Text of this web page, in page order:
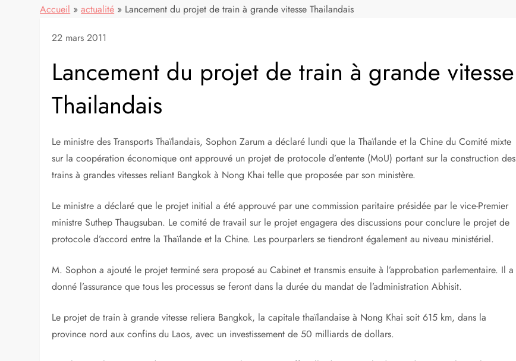
Accueil » actualité » Lancement du projet de train à grande vitesse Thailandais
22 mars 2011
Lancement du projet de train à grande vitesse
Thailandais
Le ministre des Transports Thaïlandais, Sophon Zarum a déclaré lundi que la Thaïlande et la Chine du Comité mixte
sur la coopération économique ont approuvé un projet de protocole d’entente (MoU) portant sur la construction des
trains à grandes vitesses reliant Bangkok à Nong Khai telle que proposée par son ministère.
Le ministre a déclaré que le projet initial a été approuvé par une commission paritaire présidée par le vice-Premier
ministre Suthep Thaugsuban. Le comité de travail sur le projet engagera des discussions pour conclure le projet de
protocole d’accord entre la Thaïlande et la Chine. Les pourparlers se tiendront également au niveau ministériel.
M. Sophon a ajouté le projet terminé sera proposé au Cabinet et transmis ensuite à l’approbation parlementaire. Il a
donné l’assurance que tous les processus se feront dans la durée du mandat de l’administration Abhisit.
Le projet de train à grande vitesse reliera Bangkok, la capitale thaïlandaise à Nong Khai soit 615 km, dans la
province nord aux confins du Laos, avec un investissement de 50 milliards de dollars.